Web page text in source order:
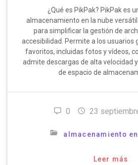
¿Qué es PikPak? PikPak ​​es
almacenamiento en la nube
para simplificar la gestión de
accesibilidad. Permite a los usuarios
favoritos, incluidas fotos y vídeos,
admite descargas de alta velocidad
de espacio de
0 23
almacenamiento
Leer más